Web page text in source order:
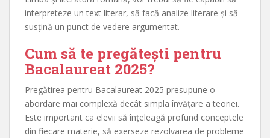
interpreteze un text literar, să facă analize literare și să
susțină un punct de vedere argumentat.
Cum să te pregătești pentru
Bacalaureat 2025?
Pregătirea pentru Bacalaureat 2025 presupune o
abordare mai complexă decât simpla învățare a teoriei.
Este important ca elevii să înțeleagă profund conceptele
din fiecare materie, să exerseze rezolvarea de probleme